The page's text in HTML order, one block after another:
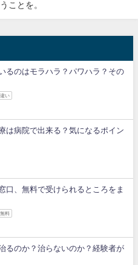
ことを。
るのはモラハラ？パワハラ？その
違い
は病院で出来る？気になるポイン
口、無料で受けられるところをま
無料
るのか？治らないのか？経験者が